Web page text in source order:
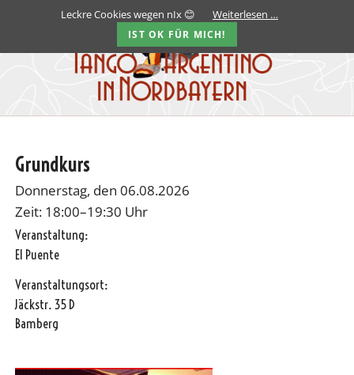
Grundkurs
Donnerstag, den 06.08.2026
Zeit: 18:00–19:30 Uhr
Veranstaltung:
El Puente
Veranstaltungsort:
Jäckstr. 35 D
Bamberg
Leckre Cookies wegen nIx 😊 Weiterlesen …
IST OK FÜR MICH!